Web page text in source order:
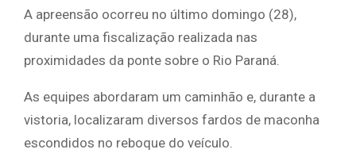
A apreensão ocorreu no último domingo (28),
durante uma fiscalização realizada nas
proximidades da ponte sobre o Rio Paraná.
As equipes abordaram um caminhão e, durante a
vistoria, localizaram diversos fardos de maconha
escondidos no reboque do veículo.